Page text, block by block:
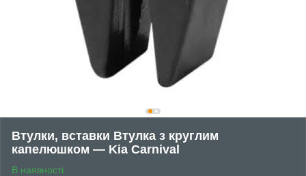
Втулки, вставки Втулка з круглим
капелюшком — Kia Carnival
В наявності